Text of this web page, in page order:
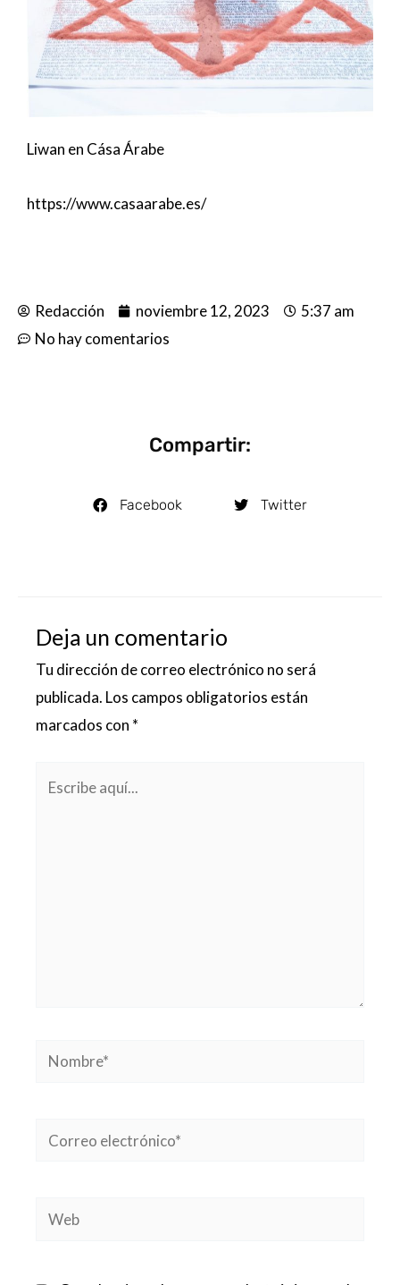
Liwan en Cása Árabe
https://www.casaarabe.es/
Redacción noviembre 12, 2023
5:37 am
No hay comentarios
Compartir:
Facebook Twitter
Deja un comentario
Tu dirección de correo electrónico no será
publicada. Los campos obligatorios están
marcados con *
Nombre*
Correo
Web